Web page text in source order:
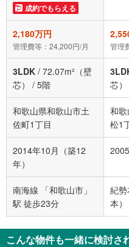
成約でもらえる
2,180万円
管理費等：24,200円/月 管理
3LDK / 72.07m²（壁
芯）
/ 5階
芯）
和歌山県和歌山市土
佐町1丁目
和
松1
2014年10月（築12
年）
南海線 「和歌山市」
駅 徒歩23分
紀
本
29分
こんな物件も一緒に検討さ